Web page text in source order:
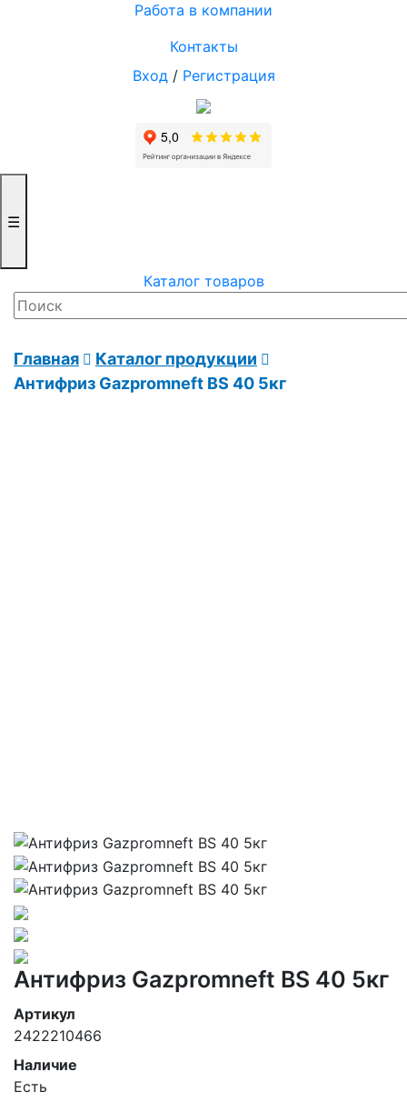
Работа в компании
Контакты
Вход/ Регистрация
☰
Каталог товаров
Главная
Каталог продукции
Антифриз Gazpromneft BS 40 5кг
Антифриз Gazpromneft BS 40 5кг
Артикул
2422210466
Наличие
Есть